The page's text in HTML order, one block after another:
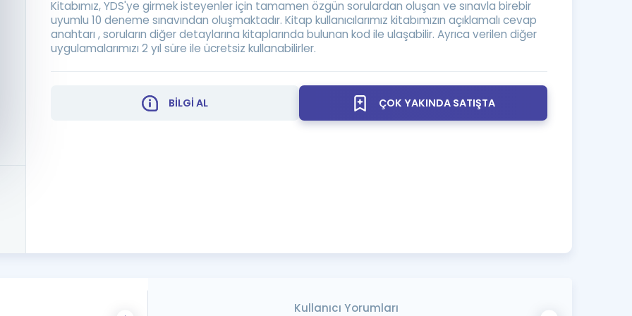
Kampanyalar
Eğitim ve Kitaplara Özel Fırsatlar
İngilizce Gramer ve Konu Anlatımı
Kitabımız, YDS'ye girmek isteyenler için tamamen özgün sorulardan oluşan ve sınavla birebir
uyumlu 10 deneme sınavından oluşmaktadır. Kitap kullanıcılarımız kitabımızın açıklamalı cevap
anahtarı , soruların diğer detaylarına kitaplarında bulunan kod ile ulaşabilir. Ayrıca verilen diğer
uygulamalarımızı 2 yıl süre ile ücretsiz kullanabilirler.
BİLGİ AL ÇOK YAKINDA SATIŞTA
Kullanıcı Yorumları